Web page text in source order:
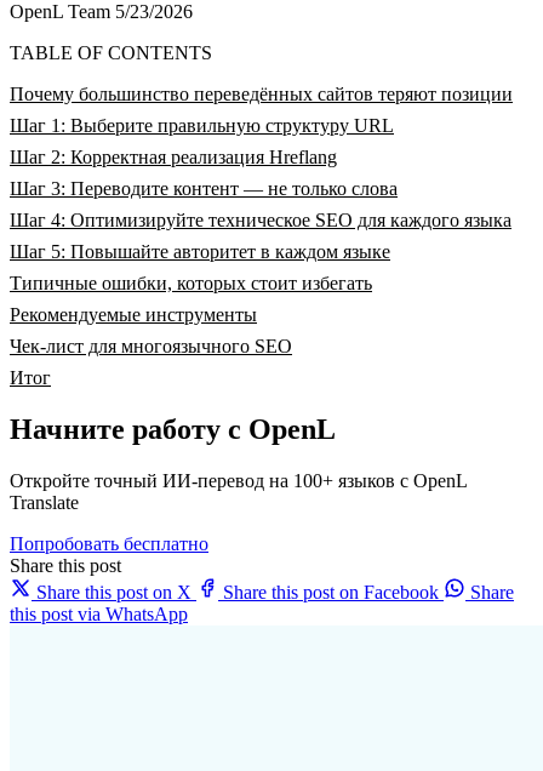
OpenL Team 5/23/2026
TABLE OF CONTENTS
Почему большинство переведённых сайтов теряют позиции
Шаг 1: Выберите правильную структуру URL
Шаг 2: Корректная реализация Hreflang
Шаг 3: Переводите контент — не только слова
Шаг 4: Оптимизируйте техническое SEO для каждого языка
Шаг 5: Повышайте авторитет в каждом языке
Типичные ошибки, которых стоит избегать
Рекомендуемые инструменты
Чек-лист для многоязычного SEO
Итог
Начните работу с OpenL
Откройте точный ИИ-перевод на 100+ языков с OpenL
Translate
Попробовать бесплатно
Share this post
Share this post on X
Share this post on Facebook
Share
this post via WhatsApp